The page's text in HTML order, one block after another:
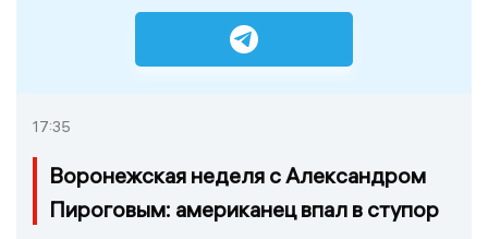
17:35
Воронежская неделя с Александром
Пироговым: американец впал в ступор